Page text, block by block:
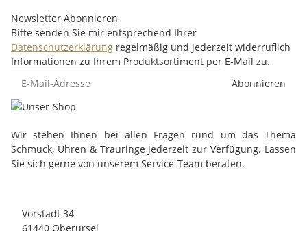
Newsletter Abonnieren
Bitte senden Sie mir entsprechend Ihrer
Datenschutzerklärung regelmäßig und jederzeit widerruflich
Informationen zu Ihrem Produktsortiment per E-Mail zu.
Abonnieren
Wir stehen Ihnen bei allen Fragen rund um das Thema
Schmuck, Uhren & Trauringe jederzeit zur Verfügung. Lassen
Sie sich gerne von unserem Service-Team beraten.
Vorstadt 34
61440 Oberursel